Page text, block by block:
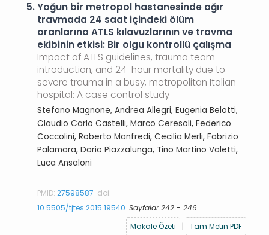
5.Yoğun bir metropol hastanesinde ağır
travmada 24 saat içindeki ölüm
oranlarına ATLS kılavuzlarının ve travma
ekibinin etkisi: Bir olgu kontrollü çalışma
Impact of ATLS guidelines, trauma team
introduction, and 24-hour mortality due to
severe trauma in a busy, metropolitan Italian
hospital: A case control study
Stefano Magnone, Andrea Allegri, Eugenia Belotti,
Claudio Carlo Castelli, Marco Ceresoli, Federico
Coccolini, Roberto Manfredi, Cecilia Merli, Fabrizio
Palamara, Dario Piazzalunga, Tino Martino Valetti,
Luca Ansaloni
PMID:27598587 doi:
10.5505/tjtes.2015.19540 Sayfalar 242 - 246
Makale Özeti
| Tam Metin PDF